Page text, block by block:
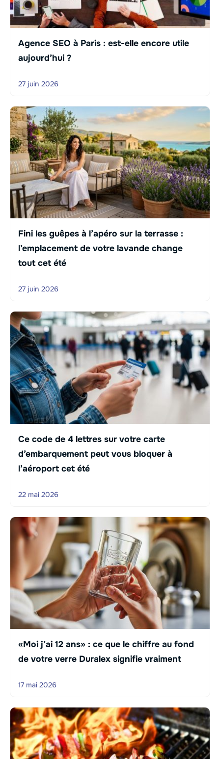
Agence SEO à Paris : est-elle encore utile
aujourd’hui ?
27 juin 2026
Fini les guêpes à l’apéro sur la terrasse :
l’emplacement de votre lavande change
tout cet été
27 juin 2026
Ce code de 4 lettres sur votre carte
d’embarquement peut vous bloquer à
l’aéroport cet été
22 mai 2026
«Moi j’ai 12 ans» : ce que le chiffre au fond
de votre verre Duralex signifie vraiment
17 mai 2026